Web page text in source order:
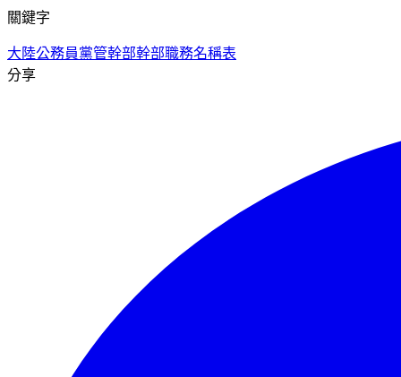
關鍵字
大陸公務員黨管幹部幹部職務名稱表
分享